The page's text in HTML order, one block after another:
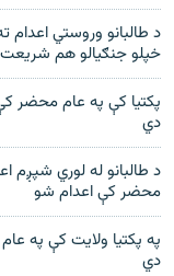
د طالبانو وروستي اعدام
خپلو جنګيالو هم
پکتيا کې په عام محضر
دي
د طالبانو له لوري شپږم
محضر کې اعدام شو
په پکتیا ولایت کې په
دي